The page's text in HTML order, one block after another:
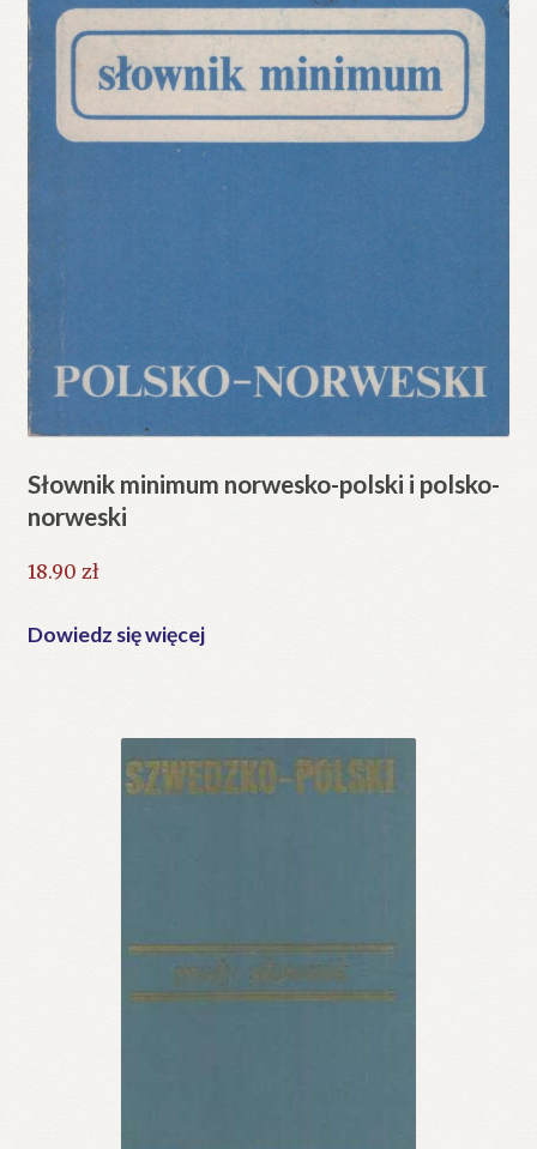
Słownik minimum norwesko-polski i polsko-
norweski
18.90 zł
Dowiedz się więcej